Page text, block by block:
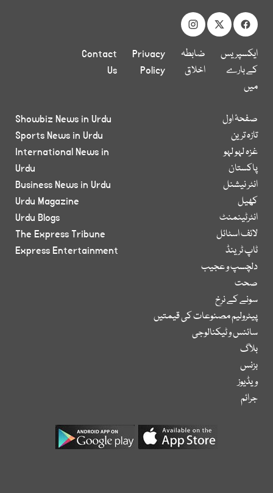
ایکسپریس
کے بارے
میں
ضابطہ
اخلاق
Privacy
Policy
Contact
Us
صفحۂ اول
تازہ ترین
غزہ لہو لہو
پاکستان
انٹر نیشنل
کھیل
انٹرٹینمنٹ
لائف اسٹائل
ٹاپ ٹرینڈ
دلچسپ و عجیب
صحت
سونے کے نرخ
پیٹرولیم مصنوعات کی قیمتیں
سائنس و ٹیکنالوجی
بلاگ
بزنس
ویڈیوز
جرائم
Showbiz News in Urdu
Sports News in Urdu
International News in
Urdu
Business News in Urdu
Urdu Magazine
Urdu Blogs
The Express Tribune
Express Entertainment